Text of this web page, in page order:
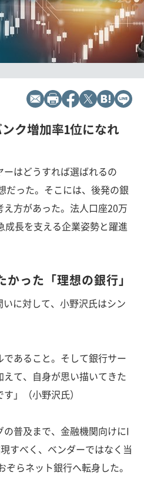
ク増加率1位になれ
はどうすれば選ばれるの
だった。そこには、後発の銀
方があった。法人口座20万
長を支える企業姿勢と躍進
った「理想の銀行」
に対して、小野沢氏はシン
であること。そして銀行サー
て、自身が思い描いてきた
」（小野沢氏）
普及まで、金融機関向けにI
すべく、ベンダーではなく当
らネット銀行へ転身した。